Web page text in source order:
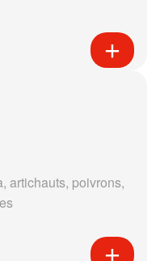
artichauts, poivrons,